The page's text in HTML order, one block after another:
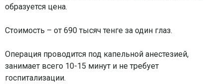
образуется цена.
Стоимость – от 690 тысяч тенге за один глаз.
Операция проводится под капельной анестезией,
занимает всего 10-15 минут и не требует
госпитализации.